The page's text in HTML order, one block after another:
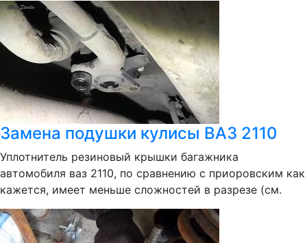
Замена подушки кулисы ВАЗ 2110
Уплотнитель резиновый крышки багажника
автомобиля ваз 2110, по сравнению с приоровским как
кажется, имеет меньше сложностей в разрезе (см.